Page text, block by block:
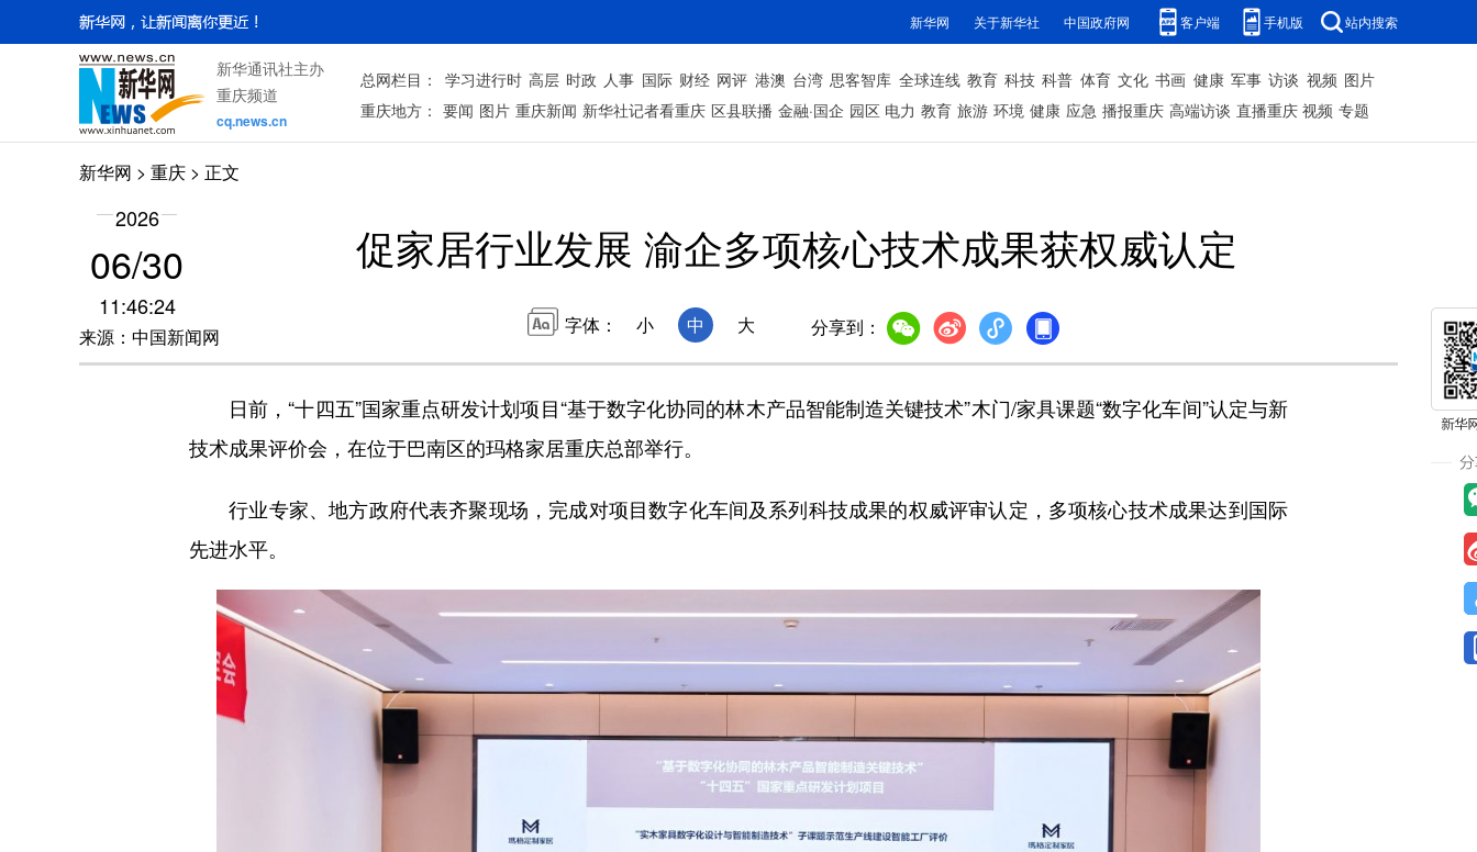
新华网 关于新华社 中国政府网 客户端 手机版 站内搜索
新华通讯社主办
重庆频道
cq.news.cn
总网栏目： 学习进行时 高层 时政 人事 国际 财经 网评 港澳 台湾 思客智库 全球连线 教育 科技 科普 体育 文化 书画 健康 军事 访谈 视频 图片
重庆地方： 要闻 图片 重庆新闻 新华社记者看重庆 区县联播 金融·国企 园区 电力 教育 旅游 环境 健康 应急 播报重庆 高端访谈 直播重庆 视频 专题
新华网 > 重庆 > 正文
2026
06/30
11:46:24
来源：中国新闻网
促家居行业发展 渝企多项核心技术成果获权威认定
字体： 小 中 大 分享到：
日前，“十四五”国家重点研发计划项目“基于数字化协同的林木产品智能制造关键技术”木门/家具课题“数字化车间”认定与新
技术成果评价会，在位于巴南区的玛格家居重庆总部举行。
行业专家、地方政府代表齐聚现场，完成对项目数字化车间及系列科技成果的权威评审认定，多项核心技术成果达到国际
先进水平。